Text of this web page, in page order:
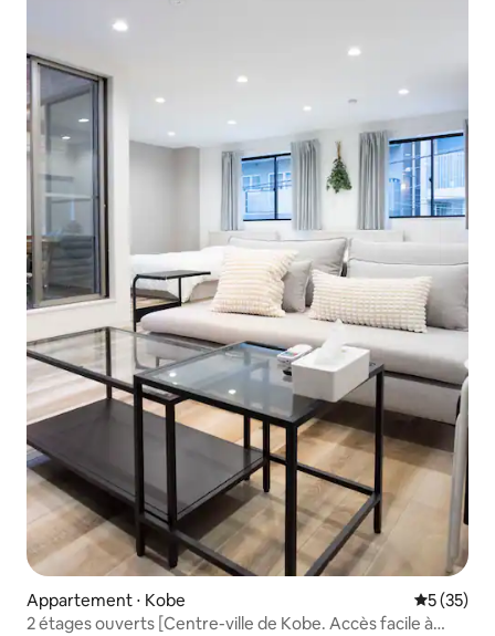
Appartement ⋅ Kobe
5 (35)
2 étages ouverts [Centre-ville de Kobe. Accès facile à